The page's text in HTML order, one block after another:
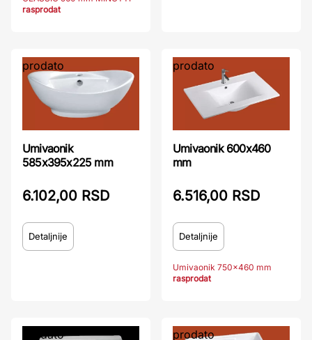
rasprodat
prodato
Umivaonik
585x395x225 mm
6.102,00 RSD
Detaljnije
prodato
Umivaonik 600x460
mm
6.516,00 RSD
Detaljnije
Umivaonik 750x460 mm
rasprodat
prodato prodato